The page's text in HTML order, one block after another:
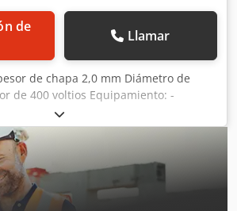
Llamar
de chapa 2,0 mm Diámetro de
de 400 voltios Equipamiento: -
para rebaje de tubos - Para tubos de
- 42 - 48 y 60 mm - Espesor de pared
U U Tyjasr